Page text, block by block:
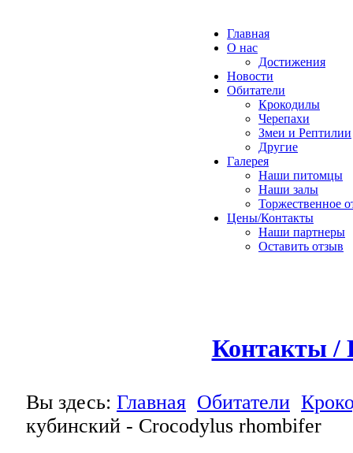
Главная
О нас
Достижения
Новости
Обитатели
Крокодилы
Черепахи
Змеи и Рептилии
Другие
Галерея
Наши питомцы
Наши залы
Торжественное
Цены/Контакты
Наши партнеры
Оставить отзыв
Контакты /
Вы здесь: Главная Обитатели
кубинский - Crocodylus rhombifer